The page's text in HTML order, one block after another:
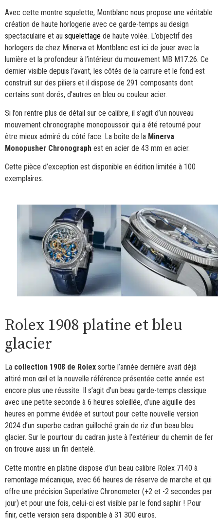
Avec cette montre squelette, Montblanc nous propose une véritable
création de haute horlogerie avec ce garde-temps au design
spectaculaire et au squelettage de haute volée. L’objectif des
horlogers de chez Minerva et Montblanc est ici de jouer avec la
lumière et la profondeur à l’intérieur du mouvement MB M17.26. Ce
dernier visible depuis l’avant, les côtés de la carrure et le fond est
construit sur des piliers et il dispose de 291 composants dont
certains sont dorés, d’autres en bleu ou couleur acier.
Si l’on rentre plus de détail sur ce calibre, il s’agit d’un nouveau
mouvement chronographe monopoussoir qui a été retourné pour
être mieux admiré du côté face. La boîte de la Minerva
Monopusher Chronograph est en acier de 43 mm en acier.
Cette pièce d’exception est disponible en édition limitée à 100
exemplaires.
Rolex 1908 platine et bleu
glacier
La collection 1908 de Rolex sortie l’année dernière avait déjà
attiré mon œil et la nouvelle référence présentée cette année est
encore plus une réussite. Il s’agit d’un beau garde-temps classique
avec une petite seconde à 6 heures soleillée, d’une aiguille des
heures en pomme évidée et surtout pour cette nouvelle version
2024 d’un superbe cadran guilloché grain de riz d’un beau bleu
glacier. Sur le pourtour du cadran juste à l’extérieur du chemin de fer
on trouve aussi un fin dentelé.
Cette montre en platine dispose d’un beau calibre Rolex 7140 à
remontage mécanique, avec 66 heures de réserve de marche et qui
offre une précision Superlative Chronometer (+2 et -2 secondes par
jour) et pour une fois, celui-ci est visible par le fond saphir ! Pour
finir, cette version sera disponible à 31 300 euros.